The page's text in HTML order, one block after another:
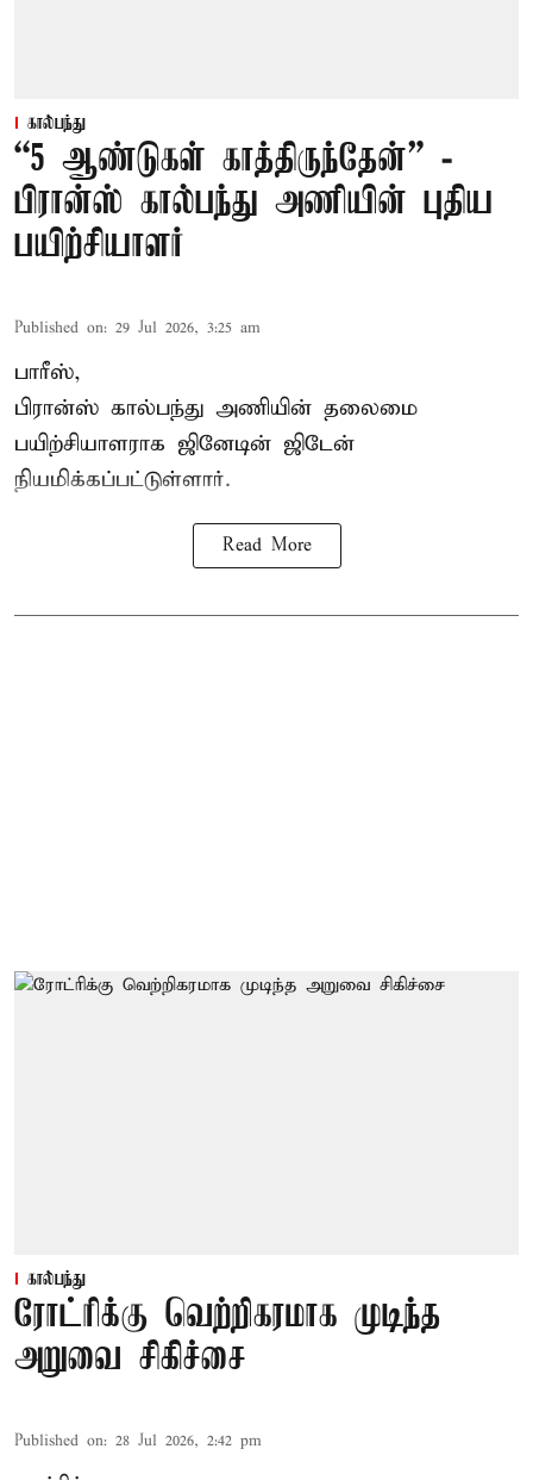
கால்பந்து
“5 ஆண்டுகள் காத்திருந்தேன்” -
பிரான்ஸ் கால்பந்து அணியின் புதிய
பயிற்சியாளர்
Published on: 29 Jul 2026, 3:25 am
பாரீஸ்,
பிரான்ஸ் கால்பந்து அணியின் தலைமை
பயிற்சியாளராக ஜினேடின் ஜிடேன்
நியமிக்கப்பட்டுள்ளார்.
Read More
கால்பந்து
ரோட்ரிக்கு வெற்றிகரமாக முடிந்த
அறுவை சிகிச்சை
Published on: 28 Jul 2026, 2:42 pm